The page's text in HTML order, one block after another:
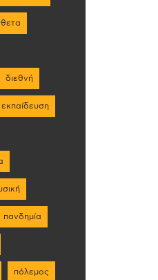
διεθνή
εκπαίδευση
πανδημία
πόλεμος